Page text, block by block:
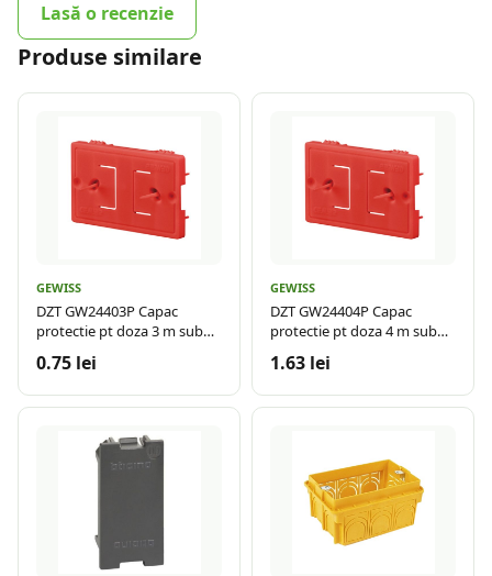
Lasă o recenzie
Produse similare
GEWISS
DZT GW24403P Capac
protectie pt doza 3 m sub
0.75 lei
GEWISS
DZT GW24404P Capac
protectie pt doza 4 m sub
1.63 lei